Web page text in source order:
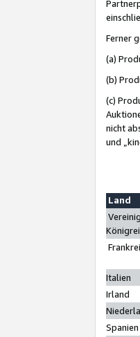
Ferner
(a)
(b)
(c)
nicht
und
Land
Italien
Irland
Spanien